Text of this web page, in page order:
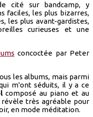
cité sur bandcamp, y
faciles, les plus bizarres,
les plus avant-gardistes,
curieuses et une
concoctée par Peter
les albums, mais parmi
m'ont séduits, il y a ce
composé au piano et au
très agréable pour
en mode méditation.